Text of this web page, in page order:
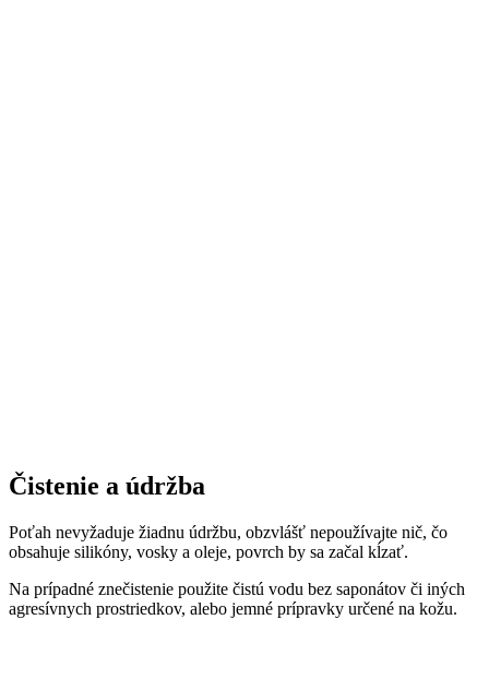
Čistenie a údržba
Poťah nevyžaduje žiadnu údržbu, obzvlášť nepoužívajte nič, čo
obsahuje silikóny, vosky a oleje, povrch by sa začal kĺzať.
Na prípadné znečistenie použite čistú vodu bez saponátov či iných
agresívnych prostriedkov, alebo jemné prípravky určené na kožu.